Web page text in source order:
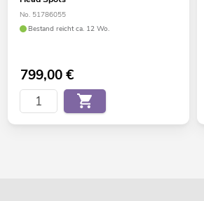
No. 51786055
Bestand reicht ca. 12 Wo.
799,00€